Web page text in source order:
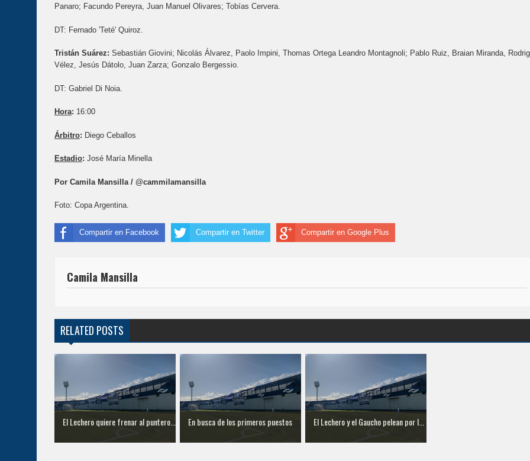
Panaro; Facundo Pereyra, Juan Manuel Olivares; Tobías Cervera.
DT: Fernado 'Teté' Quiroz.
Tristán Suárez: Sebastián Giovini; Nicolás Álvarez, Paolo Impini, Thomas Ortega Leandro Montagnoli; Pablo Ruiz, Braian Miranda,
Vélez, Jesús Dátolo, Juan Zarza; Gonzalo Bergessio.
DT: Gabriel Di Noia.
Hora: 16:00
Árbitro: Diego Ceballos
Estadio: José María Minella
Por Camila Mansilla / @cammilamansilla
Foto: Copa Argentina.
Compartir en Facebook Compartir en Twitter Compartir en Google Plus
Camila Mansilla
RELATED POSTS
El Lechero quiere frenar al puntero... En busca de los primeros puestos El Lechero y el Gaucho pelean por l...